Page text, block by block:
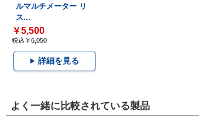
ルマルチメーター リ
ス...
￥5,500
税込￥6,050
詳細を見る
よく一緒に比較されている製品